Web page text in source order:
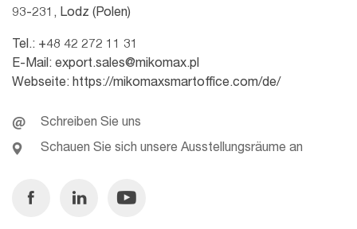
93-231, Lodz (Polen)
Tel.: +48 42 272 11 31
E-Mail: export.sales@mikomax.pl
Webseite: https://mikomaxsmartoffice.com/de/
Schreiben Sie uns
Schauen Sie sich unsere Ausstellungsräume an
FacebookLinkedinYoutube